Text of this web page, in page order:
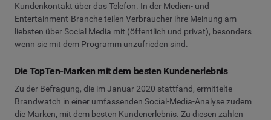
Kundenkontakt über das Telefon. In der Medien- und
Entertainment-Branche teilen Verbraucher ihre Meinung am
liebsten über Social Media mit (öffentlich und privat), besonders
wenn sie mit dem Programm unzufrieden sind.
Die TopTen-Marken mit dem besten Kundenerlebnis
Zu der Befragung, die im Januar 2020 stattfand, ermittelte
Brandwatch in einer umfassenden Social-Media-Analyse zudem
die Marken, mit dem besten Kundenerlebnis. Zu diesen zählen